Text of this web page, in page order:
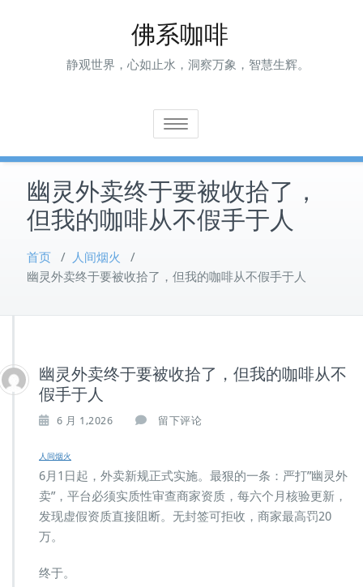
佛系咖啡
静观世界，心如止水，洞察万象，智慧生辉。
Toggle navigation
幽灵外卖终于要被收拾了，
但我的咖啡从不假手于人
首页 / 人间烟火
/
幽灵外卖终于要被收拾了，但我的咖啡从不假手于人
幽灵外卖终于要被收拾了，但我的咖啡从不
假手于人
6 月 1,2026 留下评论
人间烟火
6月1日起，外卖新规正式实施。最狠的一条：严打”幽灵外
卖”，平台必须实质性审查商家资质，每六个月核验更新，
发现虚假资质直接阻断。无封签可拒收，商家最高罚20
万。
终于。